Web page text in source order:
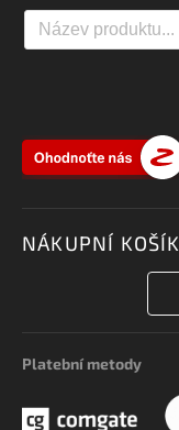
NÁKUPNÍ KOŠÍK
Platební metody